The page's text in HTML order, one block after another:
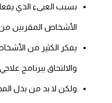
بسبب العبىء الذي
الأشخاص المقربين من
يفكر الكثير من الأشخاص
والالتحاق ببرنامج علاجي.
ولكن لا بد من بذل